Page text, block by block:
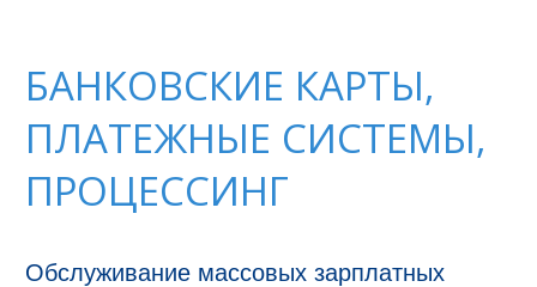
БАНКОВСКИЕ КАРТЫ,
ПЛАТЕЖНЫЕ СИСТЕМЫ,
ПРОЦЕССИНГ
Обслуживание массовых зарплатных